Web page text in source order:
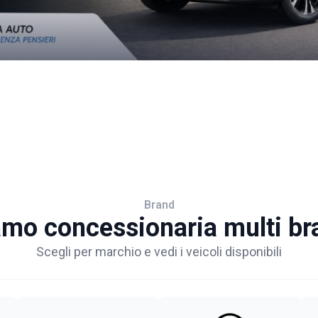
Brand
concessionaria multi
Scegli per marchio e vedi i veicoli disponibili